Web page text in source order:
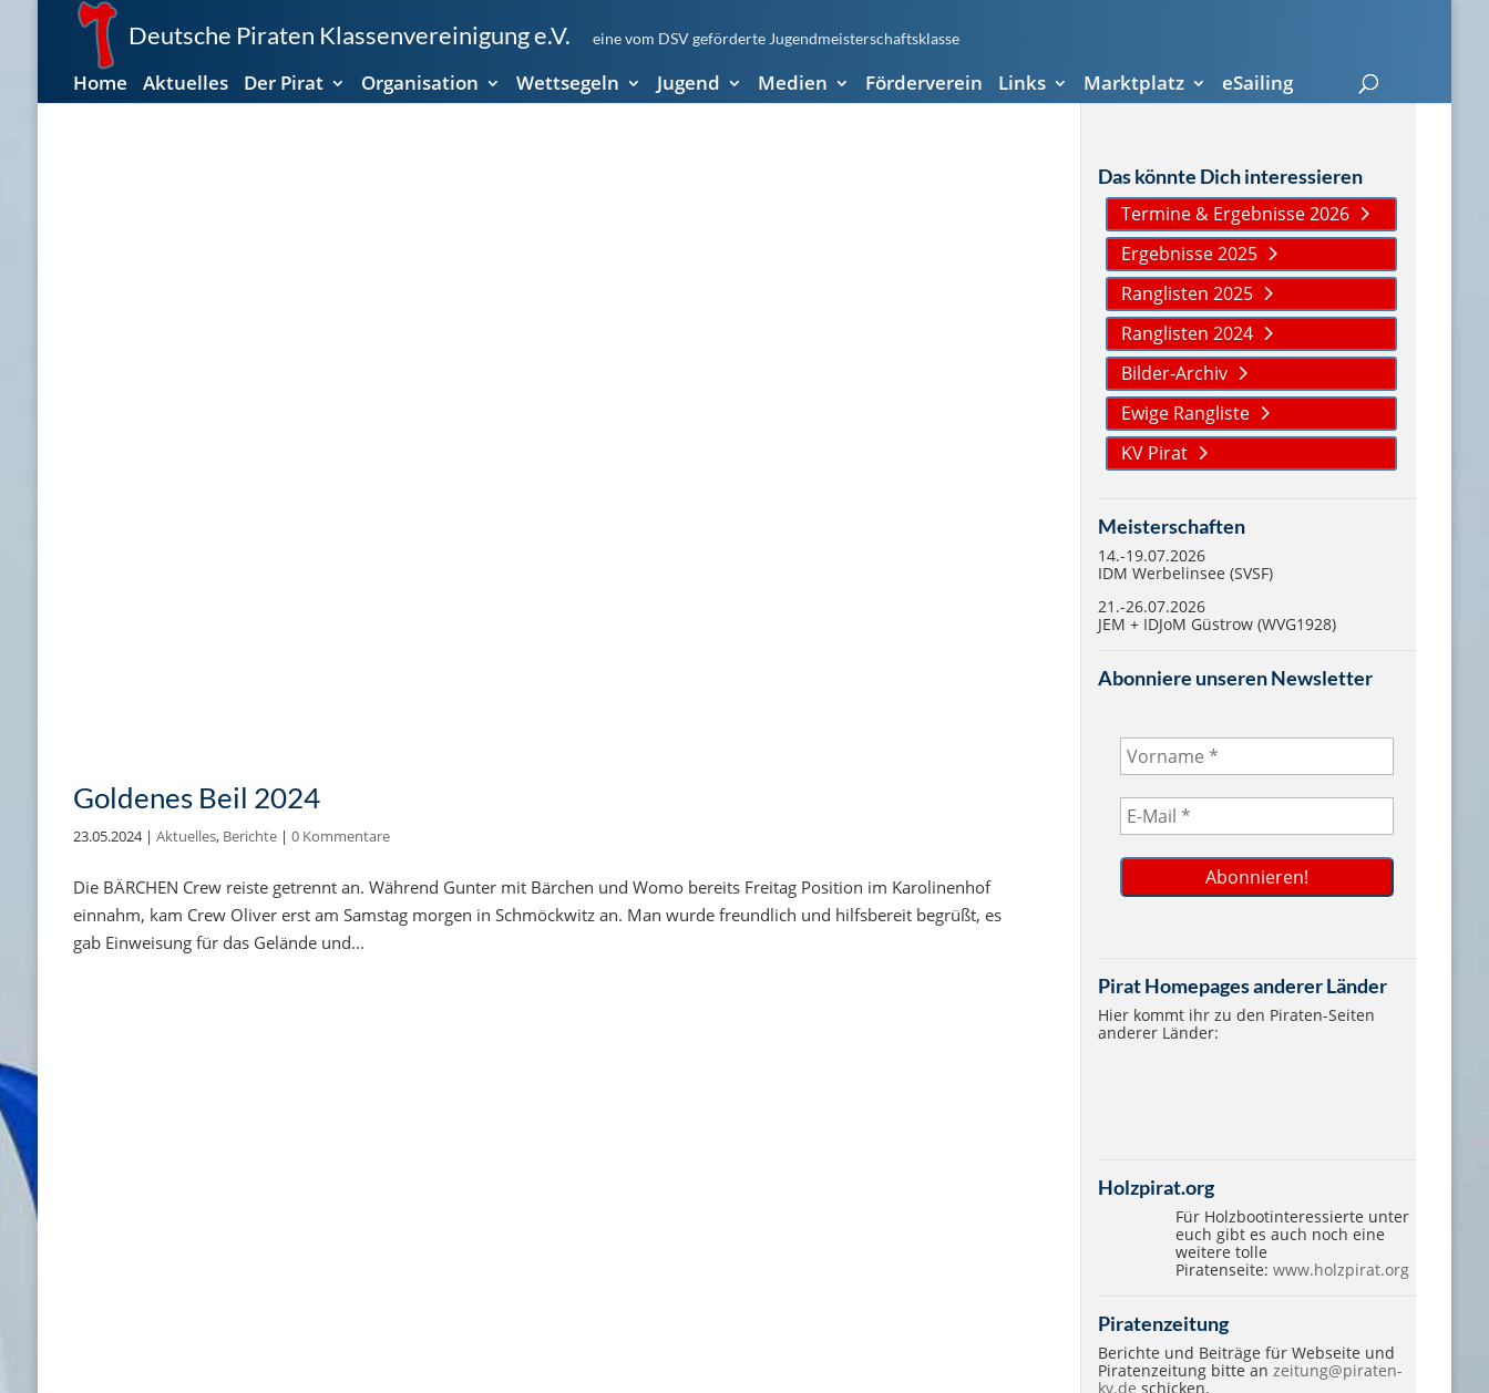
Deutsche Piraten Klassenvereinigung e.V. eine vom DSV geförderte Jugendmeisterschaftsklasse
Home Aktuelles Der Pirat Organisation Wettsegeln Jugend Medien Förderverein Links Marktplatz eSailing
Goldenes Beil 2024
23.05.2024| Aktuelles, Berichte| 0 Kommentare
Die BÄRCHEN Crew reiste getrennt an. Während Gunter mit Bärchen und Womo bereits Freitag Position im Karolinenhof
einnahm, kam Crew Oliver erst am Samstag morgen in Schmöckwitz an. Man wurde freundlich und hilfsbereit begrüßt, es
gab Einweisung für das Gelände und...
Das könnte Dich interessieren
Termine & Ergebnisse 2026
Ergebnisse 2025
Ranglisten 2025
Ranglisten 2024
Bilder-Archiv
Ewige Rangliste
KV Pirat
Meisterschaften
14.-19.07.2026
IDM Werbelinsee (SVSF)
21.-26.07.2026
JEM + IDJoM Güstrow (WVG1928)
Abonniere unseren Newsletter
Pirat Homepages anderer Länder
Hier kommt ihr zu den Piraten-Seiten
anderer Länder:
Holzpirat.org
Für Holzbootinteressierte unter
euch gibt es auch noch eine
weitere tolle
Piratenseite:www.holzpirat.org
Piratenzeitung
Berichte und Beiträge für Webseite und
Piratenzeitung bitte anzeitung@piraten-
kv.de schicken.